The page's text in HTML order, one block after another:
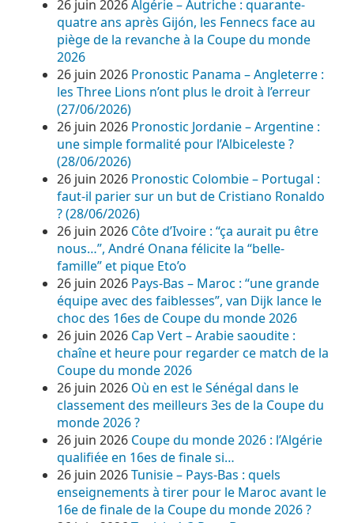
26 juin 2026Algérie – Autriche : quarante-
quatre ans après Gijón, les Fennecs face au
piège de la revanche à la Coupe du monde
2026
26 juin 2026 Pronostic Panama – Angleterre :
les Three Lions n’ont plus le droit à l’erreur
(27/06/2026)
26 juin 2026 Pronostic Jordanie – Argentine :
une simple formalité pour l’Albiceleste ?
(28/06/2026)
26 juin 2026 Pronostic Colombie – Portugal :
faut-il parier sur un but de Cristiano Ronaldo
? (28/06/2026)
26 juin 2026 Côte d’Ivoire : “ça aurait pu être
nous…”, André Onana félicite la “belle-
famille” et pique Eto’o
26 juin 2026 Pays-Bas – Maroc : “une grande
équipe avec des faiblesses”, van Dijk lance le
choc des 16es de Coupe du monde 2026
26 juin 2026 Cap Vert – Arabie saoudite :
chaîne et heure pour regarder ce match de la
Coupe du monde 2026
26 juin 2026 Où en est le Sénégal dans le
classement des meilleurs 3es de la Coupe du
monde 2026 ?
26 juin 2026 Coupe du monde 2026 : l’Algérie
qualifiée en 16es de finale si…
26 juin 2026Tunisie – Pays-Bas : quels
enseignements à tirer pour le Maroc avant le
16e de finale de la Coupe du monde 2026 ?